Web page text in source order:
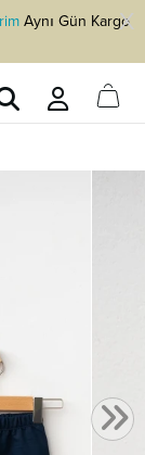
Aynı Gün Kargo